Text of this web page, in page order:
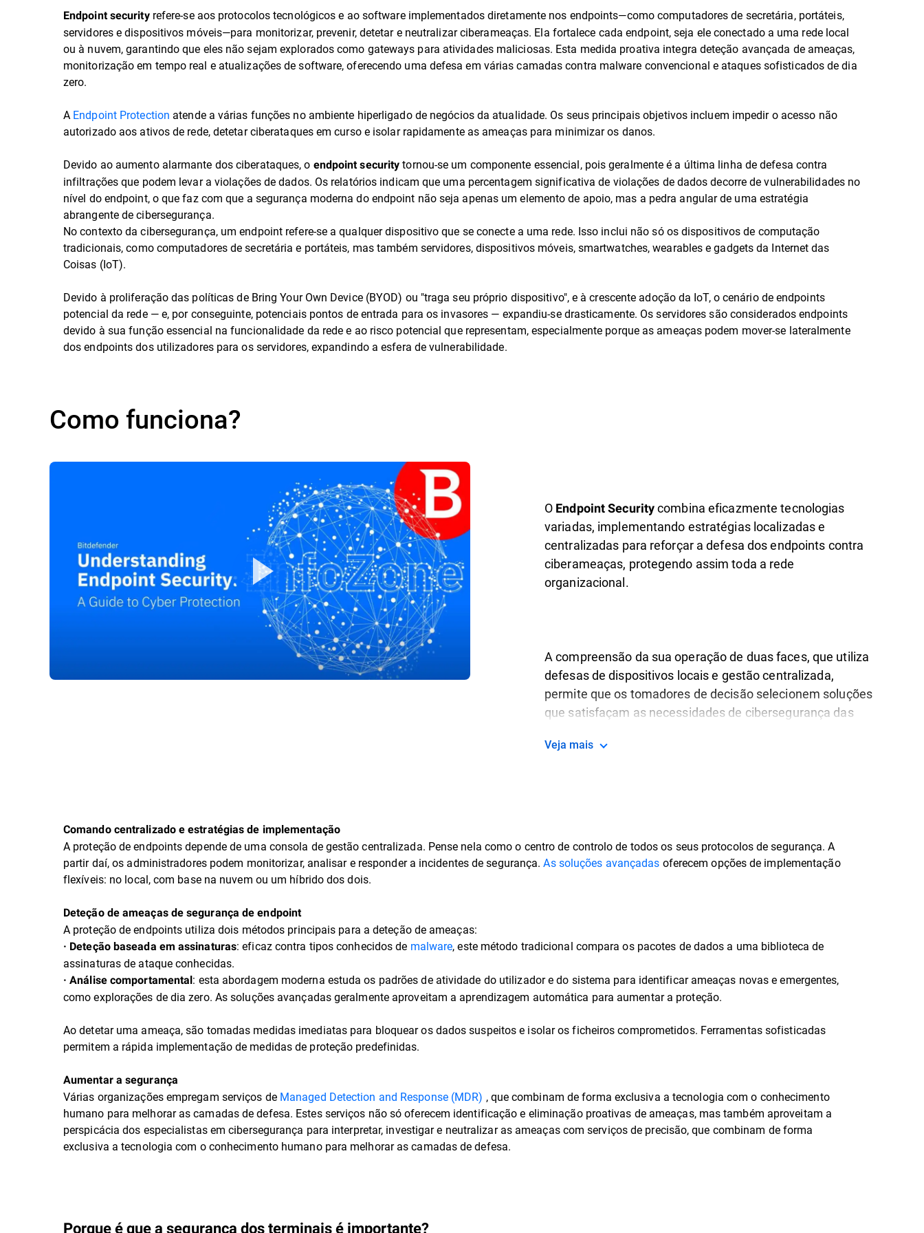
Endpoint securityrefere-se aos protocolos tecnológicos e ao software implementados diretamente nos endpoints—como computadores de secretária, portáteis,
servidores e dispositivos móveis—para monitorizar, prevenir, detetar e neutralizar ciberameaças. Ela fortalece cada endpoint, seja ele conectado a uma rede local
ou à nuvem, garantindo que eles não sejam explorados como gateways para atividades maliciosas. Esta medida proativa integra deteção avançada de ameaças,
monitorização em tempo real e atualizações de software, oferecendo uma defesa em várias camadas contra malware convencional e ataques sofisticados de dia
zero.
A Endpoint Protection atende a várias funções no ambiente hiperligado de negócios da atualidade. Os seus principais objetivos incluem impedir o acesso não
autorizado aos ativos de rede, detetar ciberataques em curso e isolar rapidamente as ameaças para minimizar os danos.
Devido ao aumento alarmante dos ciberataques, o endpoint security tornou-se um componente essencial, pois geralmente é a última linha de defesa contra
infiltrações que podem levar a violações de dados. Os relatórios indicam que uma percentagem significativa de violações de dados decorre de vulnerabilidades no
nível do endpoint, o que faz com que a segurança moderna do endpoint não seja apenas um elemento de apoio, mas a pedra angular de uma estratégia
abrangente de cibersegurança.
No contexto da cibersegurança, um endpoint refere-se a qualquer dispositivo que se conecte a uma rede. Isso inclui não só os dispositivos de computação
tradicionais, como computadores de secretária e portáteis, mas também servidores, dispositivos móveis, smartwatches, wearables e gadgets da Internet das
Coisas (IoT).
Devido à proliferação das políticas de Bring Your Own Device (BYOD) ou "traga seu próprio dispositivo", e à crescente adoção da IoT, o cenário de endpoints
potencial da rede — e, por conseguinte, potenciais pontos de entrada para os invasores — expandiu-se drasticamente. Os servidores são considerados endpoints
devido à sua função essencial na funcionalidade da rede e ao risco potencial que representam, especialmente porque as ameaças podem mover-se lateralmente
dos endpoints dos utilizadores para os servidores, expandindo a esfera de vulnerabilidade.
Como funciona?
O Endpoint Securitycombina eficazmente tecnologias
variadas, implementando estratégias localizadas e
centralizadas para reforçar a defesa dos endpoints contra
ciberameaças, protegendo assim toda a rede
organizacional.
A compreensão da sua operação de duas faces, que utiliza
defesas de dispositivos locais e gestão centralizada,
permite que os tomadores de decisão selecionem soluções
que satisfaçam as necessidades de cibersegurança das
Veja mais
Comando centralizado e estratégias de implementação
A proteção de endpoints depende de uma consola de gestão centralizada. Pense nela como o centro de controlo de todos os seus protocolos de segurança. A
partir daí, os administradores podem monitorizar, analisar e responder a incidentes de segurança.As soluções avançadas oferecem opções de implementação
flexíveis: no local, com base na nuvem ou um híbrido dos dois.
Deteção de ameaças de segurança de endpoint
A proteção de endpoints utiliza dois métodos principais para a deteção de ameaças:
· Deteção baseada em assinaturas: eficaz contra tipos conhecidos de malware, este método tradicional compara os pacotes de dados a uma biblioteca de
assinaturas de ataque conhecidas.
· Análise comportamental: esta abordagem moderna estuda os padrões de atividade do utilizador e do sistema para identificar ameaças novas e emergentes,
como explorações de dia zero. As soluções avançadas geralmente aproveitam a aprendizagem automática para aumentar a proteção.
Ao detetar uma ameaça, são tomadas medidas imediatas para bloquear os dados suspeitos e isolar os ficheiros comprometidos. Ferramentas sofisticadas
permitem a rápida implementação de medidas de proteção predefinidas.
Aumentar a segurança
Várias organizações empregam serviços de Managed Detection and Response (MDR) , que combinam de forma exclusiva a tecnologia com o conhecimento
humano para melhorar as camadas de defesa. Estes serviços não só oferecem identificação e eliminação proativas de ameaças, mas também aproveitam a
perspicácia dos especialistas em cibersegurança para interpretar, investigar e neutralizar as ameaças com serviços de precisão, que combinam de forma
exclusiva a tecnologia com o conhecimento humano para melhorar as camadas de defesa.
Porque é que a segurança dos terminais é importante?